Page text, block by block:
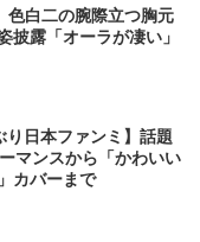
色白二の腕際立つ胸元
披露「オーラが凄い」
り日本ファンミ】話題
マンスから「かわいい
カバーまで